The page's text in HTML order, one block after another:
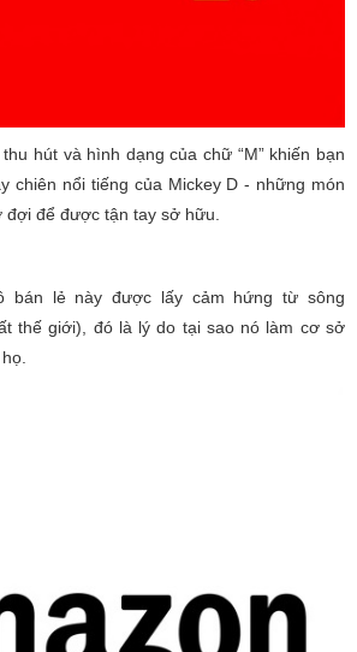
hút và hình dạng của chữ “M” khiến bạn
chiên nổi tiếng của Mickey D - những món
đợi để được tận tay sở hữu.
bán lẻ này được lấy cảm hứng từ sông
thế giới), đó là lý do tại sao nó làm cơ sở